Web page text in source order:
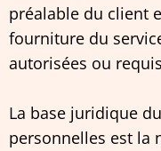
préalable du client
fourniture du
autorisées ou
La base juridique
personnelles est la